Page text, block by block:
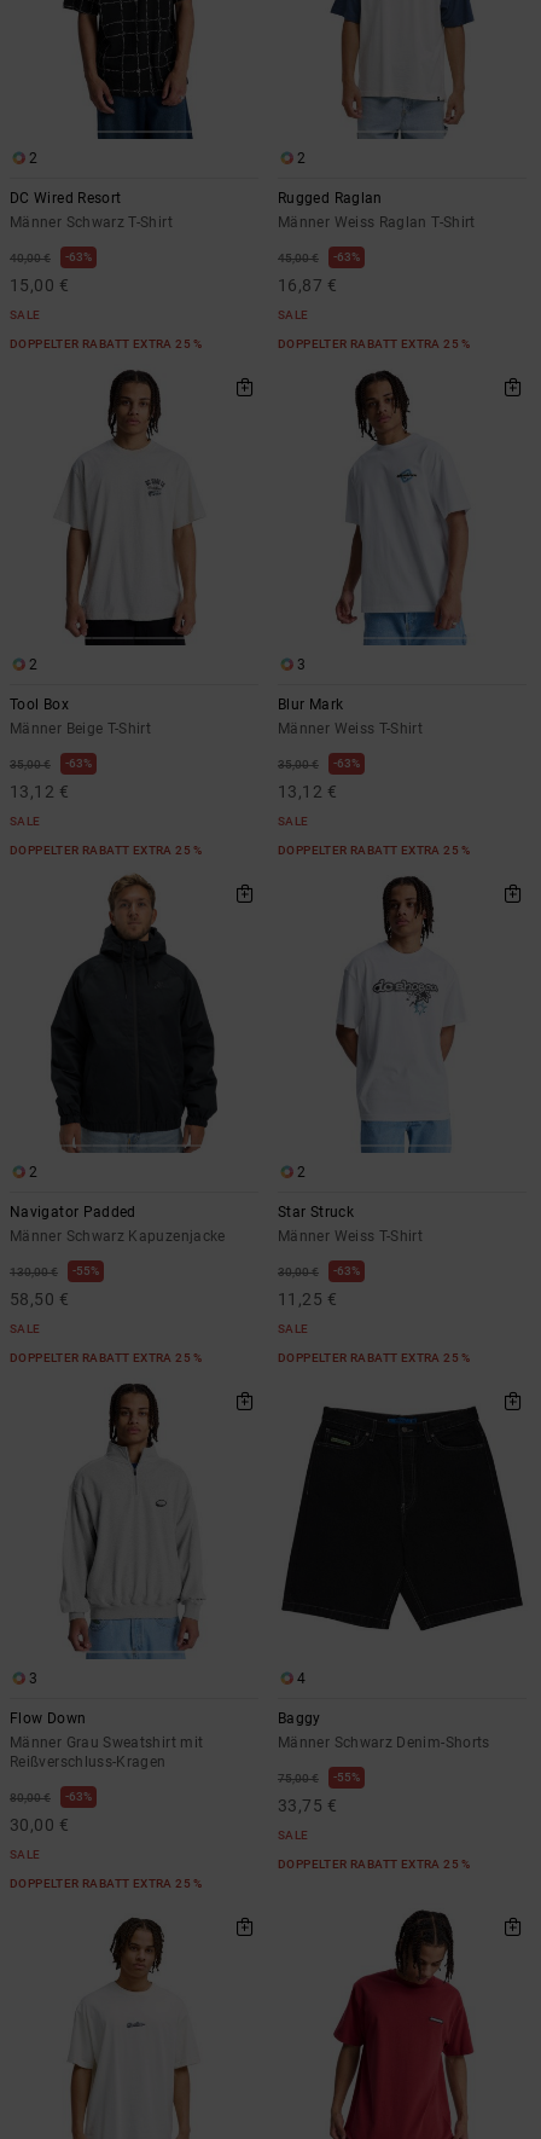
2
DC Wired Resort
Männer Schwarz T-Shirt
40,00 € 63%
15,00 €
SALE
DOPPELTER RABATT EXTRA 25 %
2
Rugged Raglan
Männer Weiss Raglan T-Shirt
45,00 € 63%
16,87 €
SALE
DOPPELTER RABATT EXTRA 25 %
2
Tool Box
Männer Beige T-Shirt
35,00 € 63%
13,12 €
SALE
DOPPELTER RABATT EXTRA 25 %
3
Blur Mark
Männer Weiss T-Shirt
35,00 € 63%
13,12 €
SALE
DOPPELTER RABATT EXTRA 25 %
2
Navigator Padded
Männer Schwarz Kapuzenjacke
130,00 € 55%
58,50 €
SALE
DOPPELTER RABATT EXTRA 25 %
2
Star Struck
Männer Weiss T-Shirt
30,00 € 63%
11,25 €
SALE
DOPPELTER RABATT EXTRA 25 %
3
Flow Down
Männer Grau Sweatshirt mit
Reißverschluss-Kragen
80,00 € 63%
30,00 €
SALE
DOPPELTER RABATT EXTRA 25 %
4
Baggy
Männer Schwarz Denim-Shorts
75,00 € 55%
33,75 €
SALE
DOPPELTER RABATT EXTRA 25 %